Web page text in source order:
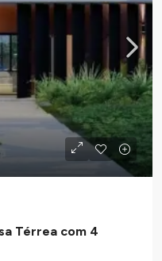
Térrea com 4